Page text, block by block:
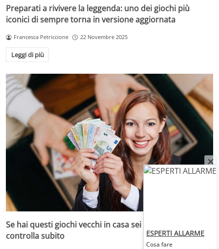
Preparati a rivivere la leggenda: uno dei giochi più
iconici di sempre torna in versione aggiornata
Francesca Petriccione 22 Novembre 2025
Leggi di più
Se hai questi giochi vecchi in casa sei ricco e non lo sai:
controlla subito
ESPERTI ALLARME
Cosa fare